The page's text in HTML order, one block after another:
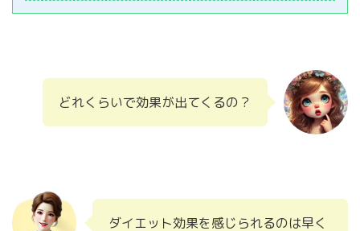
どれくらいで効果が出てくるの？
ダイエット効果を感じられるのは早く